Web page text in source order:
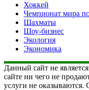
Хоккей
Чемпионат мира
Шахматы
Шоу-бизнес
Экология
Экономика
Данный сайт не
сайте ни чего не
услуги не оказываются.